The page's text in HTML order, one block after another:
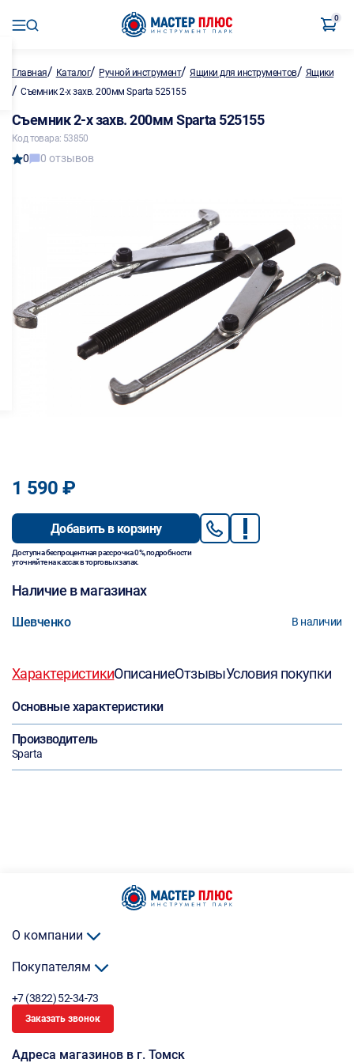
0
Главная/ Каталог/ Ручной инструмент/Ящики для инструментов/ Ящики
/ Съемник 2-х захв. 200мм Sparta 525155
Съемник 2-х захв. 200мм Sparta 525155
Код товара: 53850
0 0 отзывов
1 590 ₽
Добавить в корзину
Доступна беспроцентная рассрочка 0%, подробности
уточняйте на кассах в торговых залах.
Наличие в магазинах
Шевченко В наличии
ХарактеристикиОписаниеОтзывыУсловия покупки
Основные характеристики
Производитель
Sparta
О компании
Покупателям
+7 (3822) 52-34-73
Заказать звонок
Адреса магазинов в г. Томск